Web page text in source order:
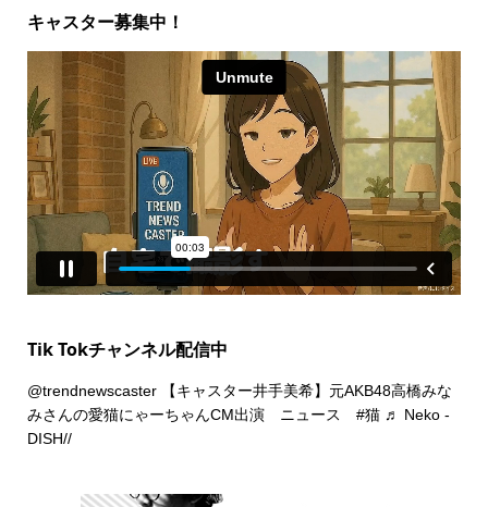
キャスター募集中！
Tik Tokチャンネル配信中
@trendnewscaster【キャスター井手美希】元AKB48高橋みな
みさんの愛猫にゃーちゃんCM出演 ニュース #猫 ♬ Neko -
DISH//